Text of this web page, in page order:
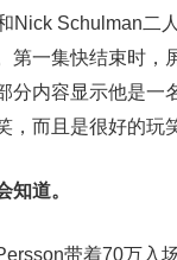
Nick Schulman二
第一集快结束时，
分内容显示他是一
，而且是很好的玩
知道。
带着70万入场